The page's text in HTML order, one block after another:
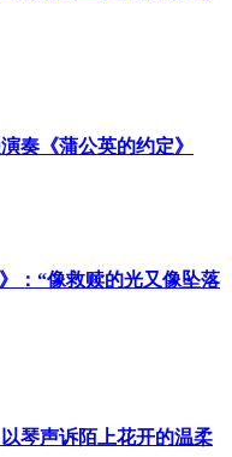
奏《蒲公英的约定》
：“像救赎的光又像坠落
琴声诉陌上花开的温柔